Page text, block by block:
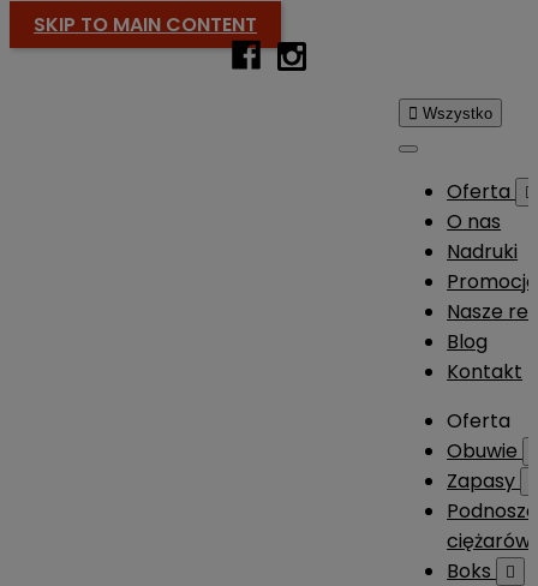
SKIP TO MAIN CONTENT
 Wszystko
Oferta 
O nas
Nadruki
Promocje
Nasze
Blog
Kontakt
Oferta
Obuwie
Zapasy
ciężarów
Boks
